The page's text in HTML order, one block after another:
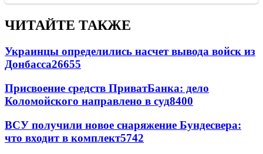
ЧИТАЙТЕ ТАКЖЕ
Украинцы определились насчет вывода войск из
Донбасса26655
Присвоение средств ПриватБанка: дело
Коломойского направлено в суд8400
ВСУ получили новое снаряжение Бундесвера:
что входит в комплект5742